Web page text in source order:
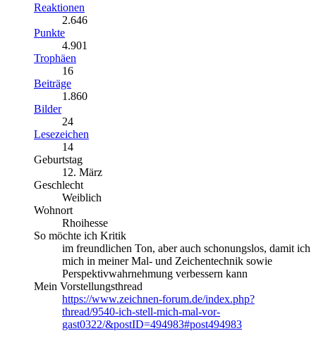
Reaktionen
2.646
Punkte
4.901
Trophäen
16
Beiträge
1.860
Bilder
24
Lesezeichen
14
Geburtstag
12. März
Geschlecht
Weiblich
Wohnort
Rhoihesse
So möchte ich Kritik
im freundlichen Ton, aber auch schonungslos, damit ich
mich in meiner Mal- und Zeichentechnik sowie
Perspektivwahrnehmung verbessern kann
Mein Vorstellungsthread
https://www.zeichnen-forum.de/index.php?
thread/9540-ich-stell-mich-mal-vor-
gast0322/&postID=494983#post494983